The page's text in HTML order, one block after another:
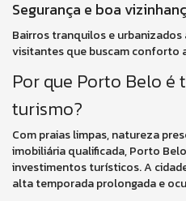
Segurança e boa
Bairros tranquilos e
visitantes que buscam conforto
Por que Porto Belo é
turismo?
Com praias limpas, natureza
imobiliária qualificada, Porto
investimentos turísticos. A
alta temporada prolongada e